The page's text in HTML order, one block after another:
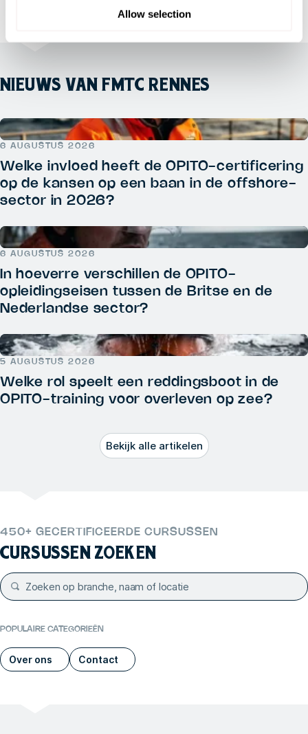
Allow selection
NIEUWS VAN FMTC RENNES
6 AUGUSTUS 2026
Welke invloed heeft de OPITO-certificering
op de kansen op een baan in de offshore-
sector in 2026?
6 AUGUSTUS 2026
In hoeverre verschillen de OPITO-
opleidingseisen tussen de Britse en de
Nederlandse sector?
5 AUGUSTUS 2026
Welke rol speelt een reddingsboot in de
OPITO-training voor overleven op zee?
Bekijk alle artikelen
450+ GECERTIFICEERDE CURSUSSEN
CURSUSSEN ZOEKEN
POPULAIRE CATEGORIEËN
Over ons Contact